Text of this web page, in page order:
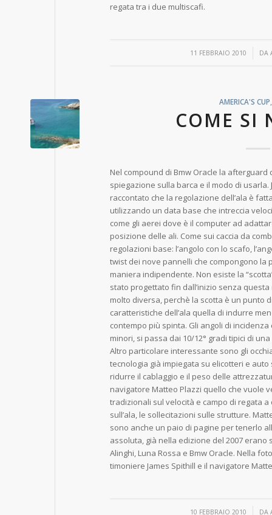
regata tra i due multiscafi.
11 FEBBRAIO 2010
/ DA
AMERICA'S CUP
COME SI
Nel compound di Bmw Oracle la
spiegazione sulla barca e il modo di usarla.
raccontato che la regolazione dell’ala è
utilizzando un data base che intreccia
come gli aerei dove è il computer ad
posizione delle ali. Come sui caccia da
regolazioni base: l’angolo con lo scafo,
twist dei nove pannelli che compongono la
maniera indipendente. Non esiste la
stato progettato fin dall’inizio senza
molto diversa, perchè la scotta è un punto
caratteristiche dell’ala quella di indurre
contempo più spinta. Gli angoli di
minori, si passa dai 10/12° gradi tipici di
Altro particolare interessante sono gli
tecnologia già impiegata su elicotteri e
ridurre il cablaggio e il peso delle
navigatore Matteo Plazzi quello che vuole
tradizionali sul velocità e campo di regata
sull’ala, le sollecitazioni sulle strutture.
sono anche un paio di pagine per tenerlo
assoluta, già nella edizione del 2007 erano
Alinghi, Luna Rossa e Bmw Oracle. Nella
timoniere James Spithill e il navigatore
10 FEBBRAIO 2010
/ DA